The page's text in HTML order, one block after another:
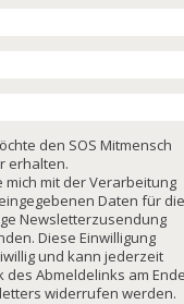
den SOS Mitmensch
erhalten.
mich mit der Verarbeitung
Daten für die
Newsletterzusendung
Diese Einwilligung
und kann jederzeit
des Abmeldelinks am Ende
widerrufen werden.